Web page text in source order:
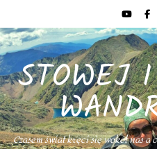
STOWEJ
Czasem świat kręci się wokół nas